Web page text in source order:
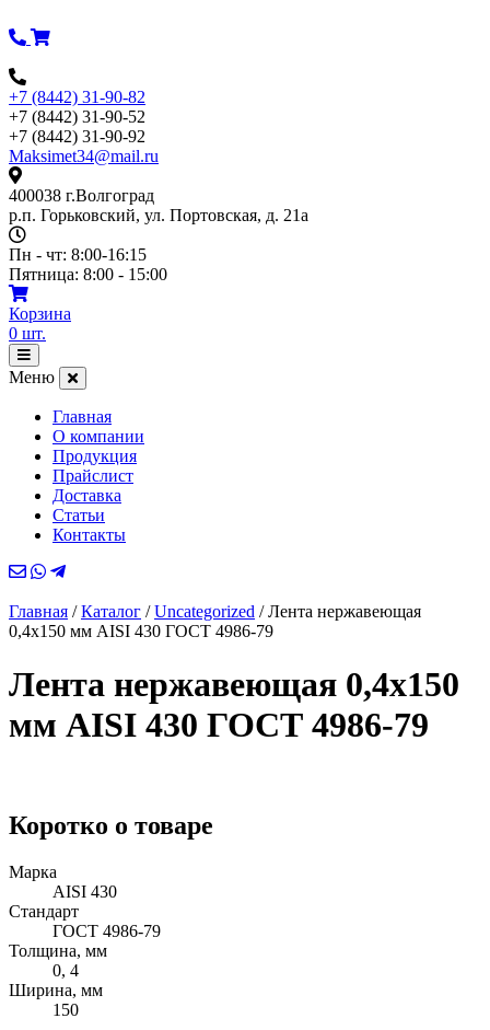
к
+7 (8442) 31-90-82
+7 (8442) 31-90-52
+7 (8442) 31-90-92
Maksimet34@mail.ru
400038 г.Волгоград
р.п. Горьковский, ул. Портовская, д. 21а
Пн - чт: 8:00-16:15
Пятница: 8:00 - 15:00
Корзина
0 шт.
Открыть
меню
Меню
Главная
О компании
Продукция
Прайслист
Доставка
Статьи
Контакты
Главная /Каталог /Uncategorized /Лента нержавеющая
0,4х150 мм AISI 430 ГОСТ 4986-79
Лента нержавеющая 0,4х150
мм AISI 430 ГОСТ 4986-79
Коротко о товаре
Марка
AISI 430
Стандарт
ГОСТ 4986-79
Толщина, мм
0, 4
Ширина, мм
150